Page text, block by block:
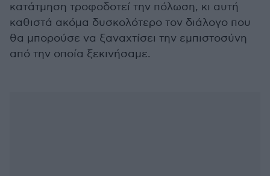
κατάτμηση τροφοδοτεί την πόλωση, κι αυτή
καθιστά ακόμα δυσκολότερο τον διάλογο που
θα μπορούσε να ξαναχτίσει την εμπιστοσύνη
από την οποία ξεκινήσαμε.